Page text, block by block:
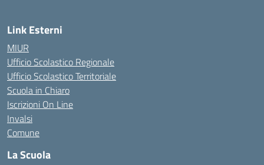
Link Esterni
MIUR
Ufficio Scolastico Regionale
Ufficio Scolastico Territoriale
Scuola in Chiaro
Iscrizioni On Line
Invalsi
Comune
La Scuola